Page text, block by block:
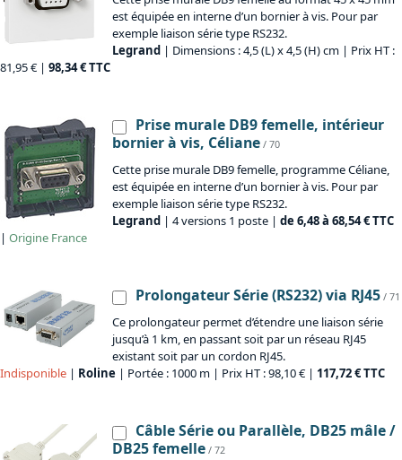
est équipée en interne d’un bornier à vis. Pour par
exemple liaison série type RS232.
Legrand | Dimensions : 4,5 (L) x 4,5 (H) cm | Prix HT :
81,95 € | 98,34 € TTC
Prise murale DB9 femelle, intérieur
bornier à vis, Céliane / 70
Cette prise murale DB9 femelle, programme Céliane,
est équipée en interne d’un bornier à vis. Pour par
exemple liaison série type RS232.
Legrand | 4 versions 1 poste | de 6,48 à 68,54 € TTC
| Origine France
Prolongateur Série (RS232) via RJ45 / 71
Ce prolongateur permet d’étendre une liaison série
jusqu’à 1 km, en passant soit par un réseau RJ45
existant soit par un cordon RJ45.
Indisponible | Roline | Portée : 1000 m | Prix HT : 98,10 € | 117,72 € TTC
Câble Série ou Parallèle, DB25 mâle /
DB25 femelle / 72